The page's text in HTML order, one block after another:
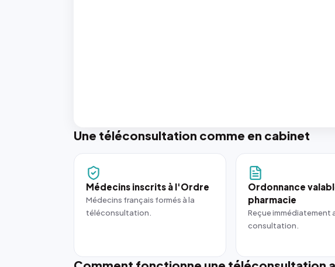
Une téléconsultation comme en cabinet
Médecins inscrits à l'Ordre
Médecins français formés à la
téléconsultation.
Ordonnance
pharmacie
Reçue immédiatement
consultation.